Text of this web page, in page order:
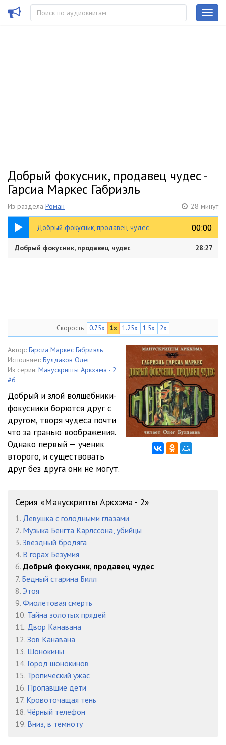
Добрый фокусник, продавец чудес -
Гарсиа Маркес Габриэль
Из раздела Роман 28 минут
Добрый фокусник, продавец чудес 00:00
00:00
28:27
Добрый фокусник, продавец чудес 28:27
Скорость 0.75x 1x 1.25x 1.5x 2x
Автор: Гарсиа Маркес Габриэль
Исполняет: Булдаков Олег
Из серии: Манускрипты Аркхэма - 2
#6
Добрый и злой волшебники-
фокусники борются друг с
другом, творя чудеса почти
что за гранью воображения.
Однако первый — ученик
второго, и существовать
друг без друга они не могут.
Серия «Манускрипты Аркхэма - 2»
1. Девушка с голодными глазами
2. Музыка Бенгта Карлссона, убийцы
3. Звёздный бродяга
4. В горах Безумия
6. Добрый фокусник, продавец чудес
7. Бедный старина Билл
8. Этоя
9. Фиолетовая смерть
10. Тайна золотых прядей
11. Двор Канавана
12. Зов Канавана
13. Шонокины
14. Город шонокинов
15. Тропический ужас
16. Пропавшие дети
17. Кровоточащая тень
18. Чёрный телефон
19. Вниз, в темноту